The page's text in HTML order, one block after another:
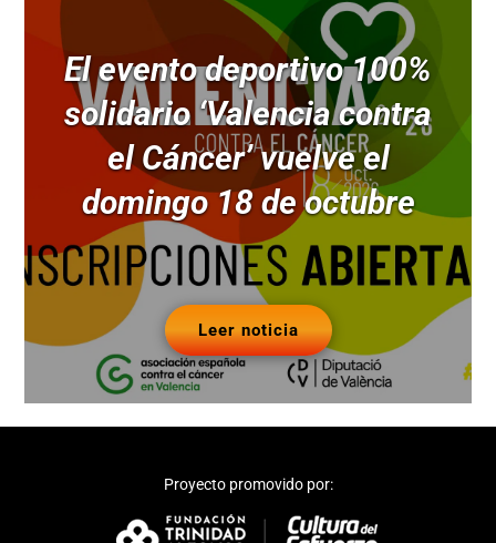
El evento deportivo 100%
solidario ‘Valencia contra
el Cáncer’ vuelve el
domingo 18 de octubre
Leer noticia
Proyecto promovido por: